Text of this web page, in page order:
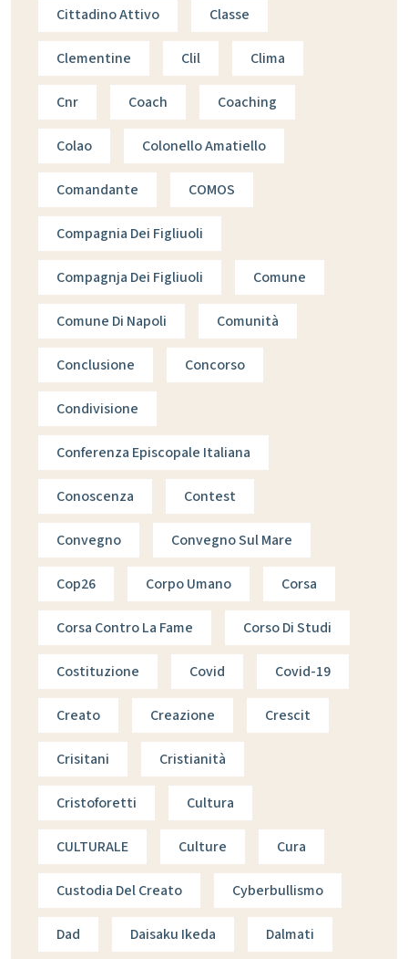
Cittadino Attivo Classe
Clementine Clil Clima
Cnr Coach Coaching
Colao Colonello Amatiello
Comandante COMOS
Compagnia Dei Figliuoli
Compagnja Dei Figliuoli Comune
Comune Di Napoli Comunità
Conclusione Concorso
Condivisione
Conferenza Episcopale Italiana
Conoscenza Contest
Convegno Convegno Sul Mare
Cop26 Corpo Umano Corsa
Corsa Contro La Fame Corso Di Studi
Costituzione Covid Covid-19
Creato Creazione Crescit
Crisitani Cristianità
Cristoforetti Cultura
CULTURALE Culture Cura
Custodia Del Creato Cyberbullismo
Dad Daisaku Ikeda Dalmati